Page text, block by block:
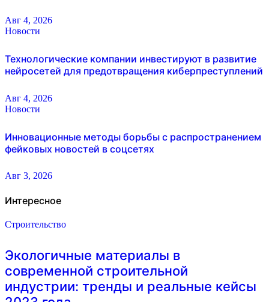
Авг 4, 2026
Новости
Технологические компании инвестируют в развитие
нейросетей для предотвращения киберпреступлений
Авг 4, 2026
Новости
Инновационные методы борьбы с распространением
фейковых новостей в соцсетях
Авг 3, 2026
Интересное
Строительство
Экологичные материалы в
современной строительной
индустрии: тренды и реальные кейсы